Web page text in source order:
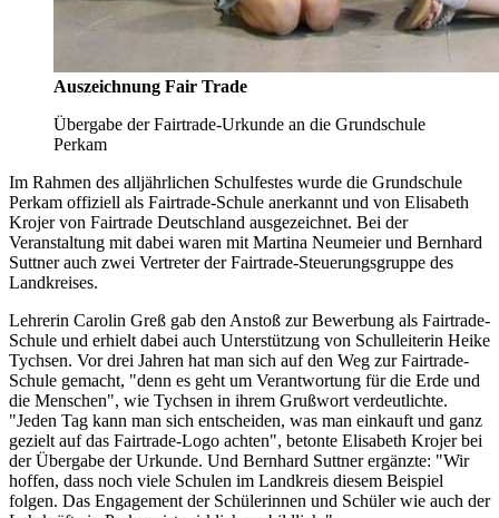
Auszeichnung Fair Trade
Übergabe der Fairtrade-Urkunde an die Grundschule
Perkam
Im Rahmen des alljährlichen Schulfestes wurde die Grundschule
Perkam offiziell als Fairtrade-Schule anerkannt und von Elisabeth
Krojer von Fairtrade Deutschland ausgezeichnet. Bei der
Veranstaltung mit dabei waren mit Martina Neumeier und Bernhard
Suttner auch zwei Vertreter der Fairtrade-Steuerungsgruppe des
Landkreises.
Lehrerin Carolin Greß gab den Anstoß zur Bewerbung als Fairtrade-
Schule und erhielt dabei auch Unterstützung von Schulleiterin Heike
Tychsen. Vor drei Jahren hat man sich auf den Weg zur Fairtrade-
Schule gemacht, "denn es geht um Verantwortung für die Erde und
die Menschen", wie Tychsen in ihrem Grußwort verdeutlichte.
"Jeden Tag kann man sich entscheiden, was man einkauft und ganz
gezielt auf das Fairtrade-Logo achten", betonte Elisabeth Krojer bei
der Übergabe der Urkunde. Und Bernhard Suttner ergänzte: "Wir
hoffen, dass noch viele Schulen im Landkreis diesem Beispiel
folgen. Das Engagement der Schülerinnen und Schüler wie auch der